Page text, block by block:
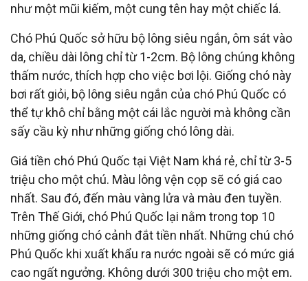
như một mũi kiếm, một cung tên hay một chiếc lá.
Chó Phú Quốc sở hữu bộ lông siêu ngắn, ôm sát vào
da, chiều dài lông chỉ từ 1-2cm. Bộ lông chúng không
thấm nước, thích hợp cho việc bơi lội. Giống chó này
bơi rất giỏi, bộ lông siêu ngắn của chó Phú Quốc có
thể tự khô chỉ bằng một cái lắc người mà không cần
sấy cầu kỳ như những giống chó lông dài.
Giá tiền chó Phú Quốc tại Việt Nam khá rẻ, chỉ từ 3-5
triệu cho một chú. Màu lông vện cọp sẽ có giá cao
nhất. Sau đó, đến màu vàng lửa và màu đen tuyền.
Trên Thế Giới, chó Phú Quốc lại nằm trong top 10
những giống chó cảnh đắt tiền nhất. Những chú chó
Phú Quốc khi xuất khẩu ra nước ngoài sẽ có mức giá
cao ngất ngưởng. Không dưới 300 triệu cho một em.